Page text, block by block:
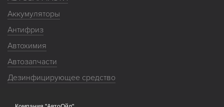
Аккумуляторы
Антифриз
Автохимия
Автозапчасти
Дезинфицирующее средство